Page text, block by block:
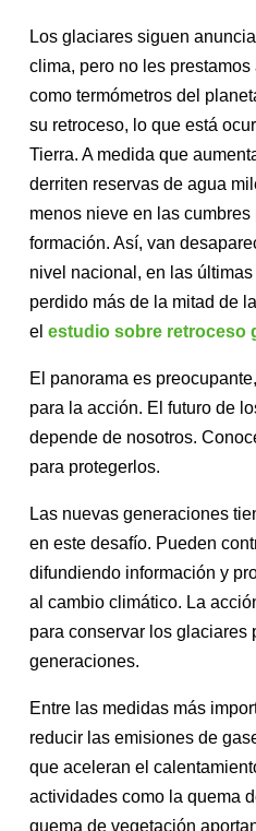
Los glaciares siguen
clima, pero no les
como termómetros del
su retroceso, lo que está
Tierra. A medida que
derriten reservas de agua
menos nieve en las cumbres
formación. Así, van
nivel nacional, en las
perdido más de la mitad de
el estudio sobre retroceso
El panorama es
para la acción. El futuro de
depende de nosotros.
para protegerlos.
Las nuevas generaciones
en este desafío. Pueden
difundiendo información y
al cambio climático. La
para conservar los glaciares
generaciones.
Entre las medidas más
reducir las emisiones de
que aceleran el
actividades como la quema
quema de vegetación